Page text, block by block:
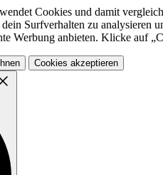
Cookies und damit
Surfverhalten zu analysieren
Werbung anbieten. Klicke auf
Cookies akzeptieren